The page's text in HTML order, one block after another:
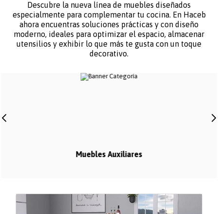
Descubre la nueva línea de muebles diseñados
especialmente para complementar tu cocina. En Haceb
ahora encuentras soluciones prácticas y con diseño
moderno, ideales para optimizar el espacio, almacenar
utensilios y exhibir lo que más te gusta con un toque
decorativo.
Muebles Auxiliares